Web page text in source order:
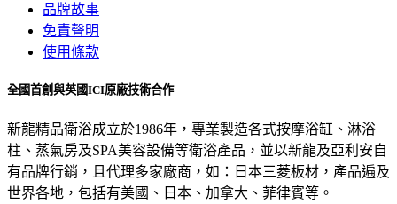
品牌故事
免責聲明
使用條款
全國首創與英國ICI原廠技術合作
新龍精品衛浴成立於1986年，專業製造各式按摩浴缸、淋浴
柱、蒸氣房及SPA美容設備等衛浴產品，並以新龍及亞利安自
有品牌行銷，且代理多家廠商，如：日本三菱板材，產品遍及
世界各地，包括有美國、日本、加拿大、菲律賓等。